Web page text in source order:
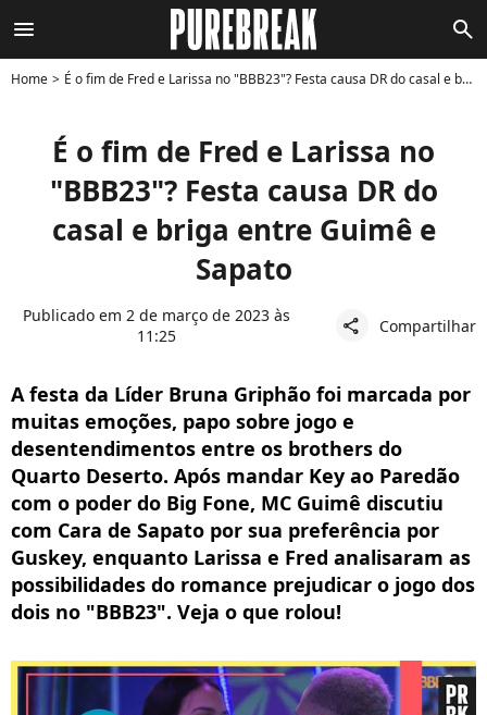
menu search
Home É o fim de Fred e Larissa no "BBB23"? Festa causa DR do casal e briga entre Guimê e Sapato
É o fim de Fred e Larissa no
"BBB23"? Festa causa DR do
casal e briga entre Guimê e
Sapato
Publicado em 2 de março de 2023 às
11:25
share Compartilhar
A festa da Líder Bruna Griphão foi marcada por
muitas emoções, papo sobre jogo e
desentendimentos entre os brothers do
Quarto Deserto. Após mandar Key ao Paredão
com o poder do Big Fone, MC Guimê discutiu
com Cara de Sapato por sua preferência por
Guskey, enquanto Larissa e Fred analisaram as
possibilidades do romance prejudicar o jogo dos
dois no "BBB23". Veja o que rolou!